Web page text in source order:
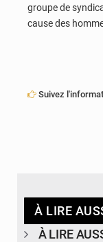
groupe de
cause des
Suivez
À LIRE
À LIRE